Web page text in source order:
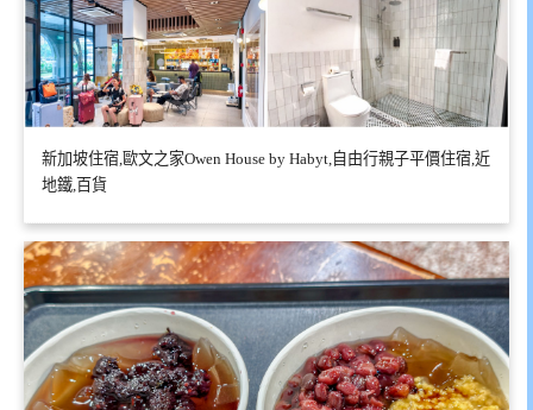
新加坡住宿,歐文之家Owen House by Habyt,自由行親子平價住宿,近
地鐵,百貨